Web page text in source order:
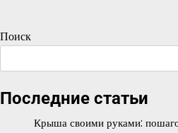
Поиск
Последние статьи
Крыша своими руками: